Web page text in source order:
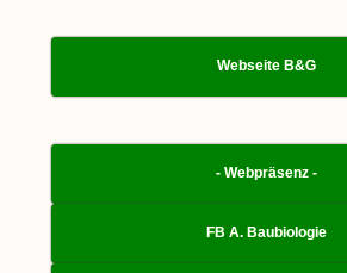
Webseite B&G
- Webpräsenz -
FB A. Baubiologie